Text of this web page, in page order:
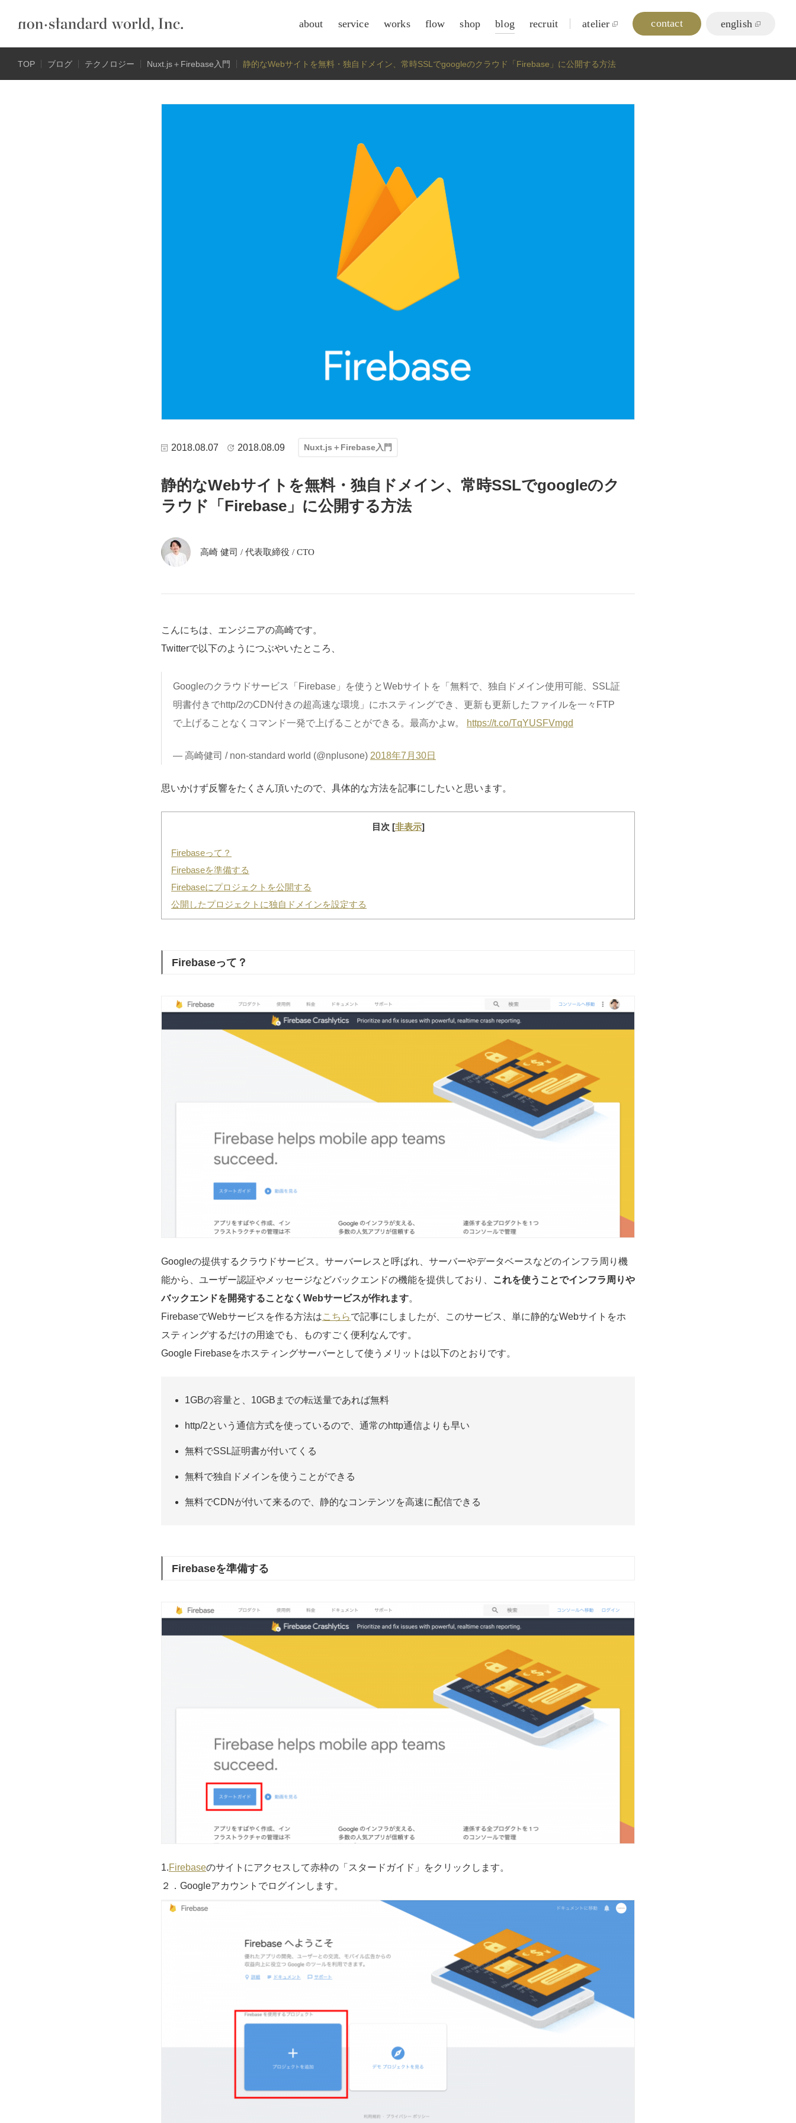
about
csr
service works flow shop blog recruit atelier contact english
TOP ブログ テクノロジー Nuxt.js＋Firebase入門 静的なWebサイトを無料・独自ドメイン、常時SSLでgoogleのクラウド「Firebase」に公開する方法
2018.08.07 2018.08.09 Nuxt.js＋Firebase入門
静的なWebサイトを無料・独自ドメイン、常時SSLでgoogleのク
ラウド「Firebase」に公開する方法
高崎 健司 / 代表取締役 / CTO
こんにちは、エンジニアの高崎です。
Twitterで以下のようにつぶやいたところ、
Googleのクラウドサービス「Firebase」を使うとWebサイトを「無料で、独自ドメイン使用可能、SSL証
明書付きでhttp/2のCDN付きの超高速な環境」にホスティングでき、更新も更新したファイルを一々FTP
で上げることなくコマンド一発で上げることができる。最高かよw。
https://t.co/TqYUSFVmgd
— 高崎健司 / non-standard world (@nplusone) 2018年7月30日
思いかけず反響をたくさん頂いたので、具体的な方法を記事にしたいと思います。
目次 [非表示]
Firebaseって？
Firebaseを準備する
Firebaseにプロジェクトを公開する
公開したプロジェクトに独自ドメインを設定する
Firebaseって？
Googleの提供するクラウドサービス。サーバーレスと呼ばれ、サーバーやデータベースなどのインフラ周り機
能から、ユーザー認証やメッセージなどバックエンドの機能を提供しており、
これを使うことでインフラ周りや
バックエンドを開発することなくWebサービスが作れます。
FirebaseでWebサービスを作る方法はこちらで記事にしましたが、このサービス、単に静的なWebサイトをホ
スティングするだけの用途でも、ものすごく便利なんです。
Google Firebaseをホスティングサーバーとして使うメリットは以下のとおりです。
1GBの容量と、10GBまでの転送量であれば無料
http/2という通信方式を使っているので、通常のhttp通信よりも早い
無料でSSL証明書が付いてくる
無料で独自ドメインを使うことができる
無料でCDNが付いて来るので、静的なコンテンツを高速に配信できる
Firebaseを準備する
1.Firebaseのサイトにアクセスして赤枠の「スタードガイド」をクリックします。
２．Googleアカウントでログインします。